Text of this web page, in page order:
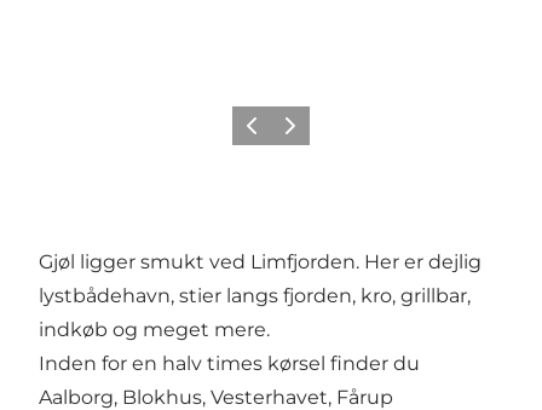
ForrigeNæste
Gjøl ligger smukt ved Limfjorden. Her er dejlig
lystbådehavn, stier langs fjorden, kro, grillbar,
indkøb og meget mere.
Inden for en halv times kørsel finder du
Aalborg, Blokhus, Vesterhavet, Fårup